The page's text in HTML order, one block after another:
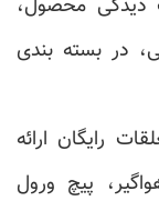
محصول،
در بسته بندی
رایگان ارائه
پیچ ورول